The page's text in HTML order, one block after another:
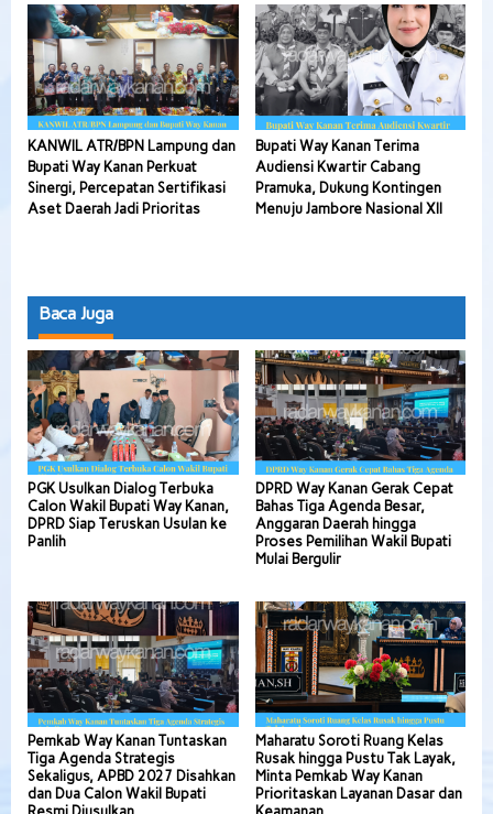
KANWIL ATR/BPN Lampung dan
Bupati Way Kanan Perkuat
Sinergi, Percepatan Sertifikasi
Aset Daerah Jadi Prioritas
Bupati Way Kanan Terima
Audiensi Kwartir Cabang
Pramuka, Dukung Kontingen
Menuju Jambore Nasional XII
Baca Juga
PGK Usulkan Dialog Terbuka
Calon Wakil Bupati Way Kanan,
DPRD Siap Teruskan Usulan ke
Panlih
DPRD Way Kanan Gerak Cepat
Bahas Tiga Agenda Besar,
Anggaran Daerah hingga
Proses Pemilihan Wakil Bupati
Mulai Bergulir
Pemkab Way Kanan Tuntaskan
Tiga Agenda Strategis
Sekaligus, APBD 2027 Disahkan
dan Dua Calon Wakil Bupati
Maharatu Soroti Ruang Kelas
Rusak hingga Pustu Tak Layak,
Minta Pemkab Way Kanan
Prioritaskan Layanan Dasar dan